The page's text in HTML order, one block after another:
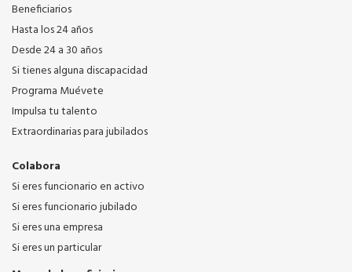
Beneficiarios
Hasta los 24 años
Desde 24 a 30 años
Si tienes alguna discapacidad
Programa Muévete
Impulsa tu talento
Extraordinarias para jubilados
Colabora
Si eres funcionario en activo
Si eres funcionario jubilado
Si eres una empresa
Si eres un particular